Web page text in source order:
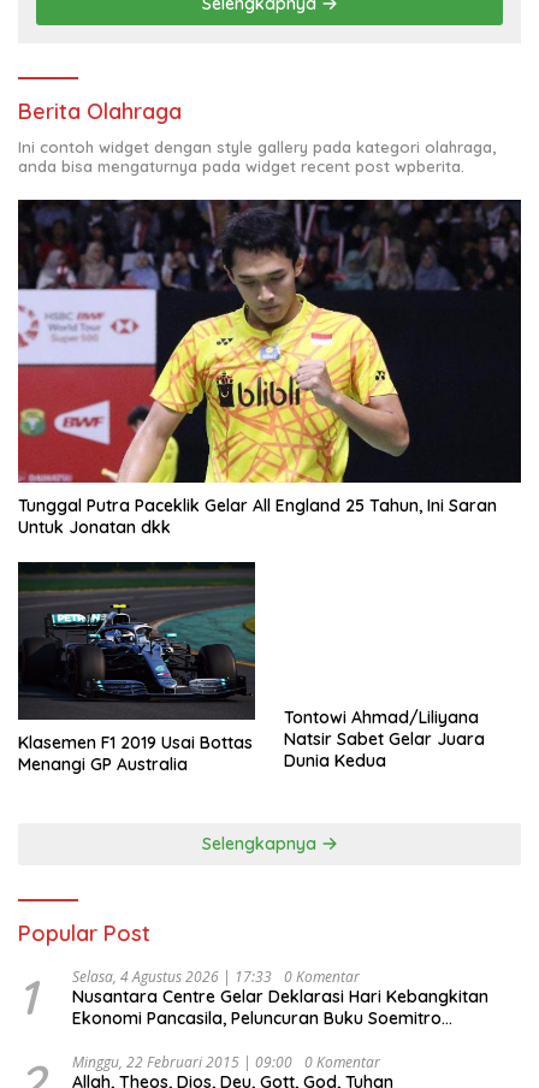
Berita Olahraga
Ini contoh widget dengan style gallery pada kategori olahraga,
anda bisa mengaturnya pada widget recent post wpberita.
Tunggal Putra Paceklik Gelar All England 25 Tahun, Ini Saran
Untuk Jonatan dkk
Klasemen F1 2019 Usai Bottas
Menangi GP Australia
Tontowi Ahmad/Liliyana
Natsir Sabet Gelar Juara
Dunia Kedua
Selengkapnya
Popular Post
1 Selasa, 4 Agustus 2026 | 17:33 0 Komentar
Nusantara Centre Gelar Deklarasi Hari Kebangkitan
Ekonomi Pancasila, Peluncuran Buku Soemitro
Ekonomi Politik Indonesia) & Simposium Nasional
“Urgensi Undang-Undang Perekonomian Nasional dan
Minggu, 22 Februari 2015 | 09:00 0 Komentar
Allah, Theos, Dios, Deu, Gott, God, Tuhan